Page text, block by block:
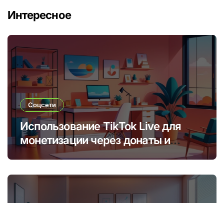
Интересное
Соцсети
Использование TikTok Live для
монетизации через донаты и
платные подписки